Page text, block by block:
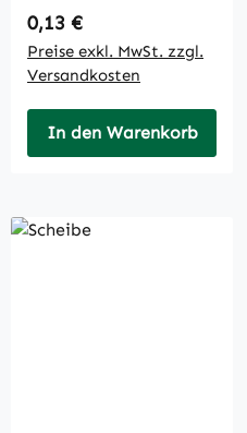
Regulärer Preis:
0,13 €
Preise exkl. MwSt. zzgl.
Versandkosten
In den Warenkorb